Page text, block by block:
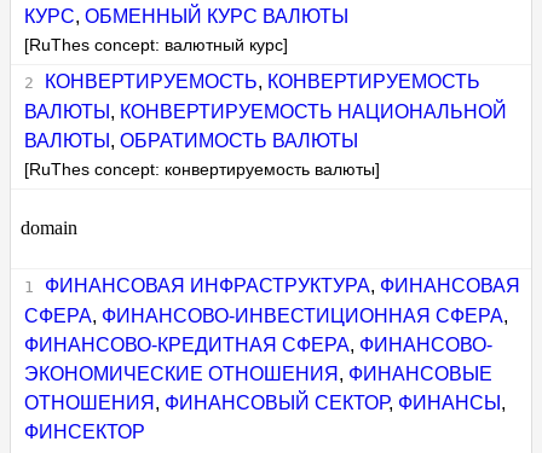
КУРС,ОБМЕННЫЙ КУРС ВАЛЮТЫ
[RuThes concept: валютный курс]
КОНВЕРТИРУЕМОСТЬ, КОНВЕРТИРУЕМОСТЬ
ВАЛЮТЫ , КОНВЕРТИРУЕМОСТЬ НАЦИОНАЛЬНОЙ
ВАЛЮТЫ ,ОБРАТИМОСТЬ ВАЛЮТЫ
[RuThes concept: конвертируемость валюты]
domain
ФИНАНСОВАЯ ИНФРАСТРУКТУРА, ФИНАНСОВАЯ
СФЕРА, ФИНАНСОВО-ИНВЕСТИЦИОННАЯ СФЕРА,
ФИНАНСОВО-КРЕДИТНАЯ СФЕРА, ФИНАНСОВО-
ЭКОНОМИЧЕСКИЕ ОТНОШЕНИЯ , ФИНАНСОВЫЕ
ОТНОШЕНИЯ , ФИНАНСОВЫЙ СЕКТОР, ФИНАНСЫ ,
ФИНСЕКТОР